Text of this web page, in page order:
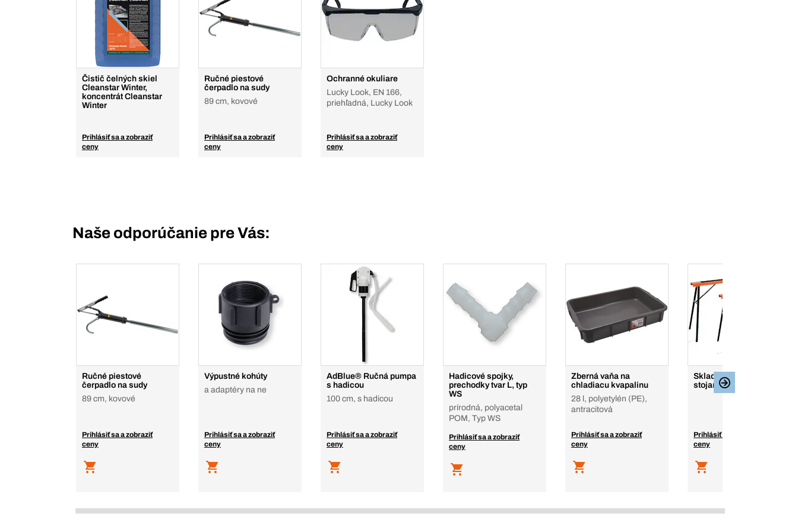
Čistič čelných skiel
Cleanstar Winter,
koncentrát Cleanstar
Winter
Prihlásiť sa a zobraziť
ceny
Ručné piestové
čerpadlo na sudy
89 cm, kovové
Prihlásiť sa a zobraziť
ceny
Ochranné okuliare
Lucky Look, EN 166,
priehľadná, Lucky Look
Prihlásiť sa a zobraziť
ceny
Naše odporúčanie pre Vás:
Ručné piestové
čerpadlo na sudy
89 cm, kovové
Prihlásiť sa a zobraziť
ceny
Výpustné kohúty
a adaptéry na ne
Prihlásiť sa a zobraziť
ceny
AdBlue® Ručná pumpa
s hadicou
100 cm, s hadicou
Prihlásiť sa a zobraziť
ceny
Hadicové spojky,
prechodky tvar L, typ
WS
prírodná, polyacetal
POM, Typ WS
Prihlásiť sa a zobraziť
ceny
Zberná vaňa na
chladiacu kvapalinu
28 l, polyetylén (PE),
antracitová
Prihlásiť sa a zobraziť
ceny
Skladacie montážne
stojany, pár
Prihlásiť sa a zobraziť
ceny